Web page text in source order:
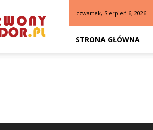
czwartek, Sierpień 6, 2026
STRONA GŁÓWNA